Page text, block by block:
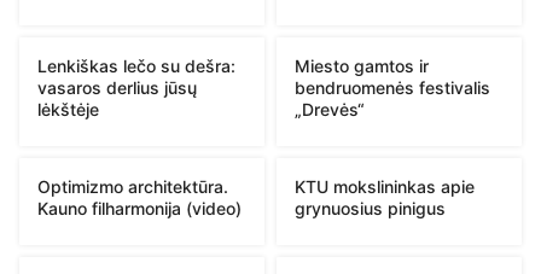
Lenkiškas lečo su dešra:
vasaros derlius jūsų
lėkštėje
Miesto gamtos ir
bendruomenės festivalis
„Drevės“
Optimizmo architektūra.
Kauno filharmonija (video)
KTU mokslininkas apie
grynuosius pinigus